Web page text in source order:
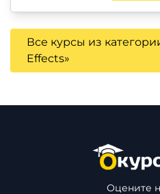
Все курсы из
Effects»
Оцените